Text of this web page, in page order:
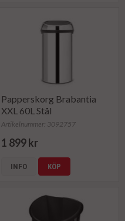
Papperskorg Brabantia
XXL 60L Stål
Artikelnummer: 3092757
1 899 kr
INFO KÖP